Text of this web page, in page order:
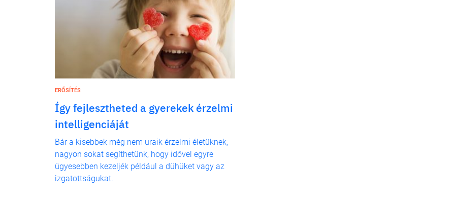
ERŐSÍTÉS
Így fejlesztheted a gyerekek érzelmi
intelligenciáját
Bár a kisebbek még nem uraik érzelmi életüknek,
nagyon sokat segíthetünk, hogy idővel egyre
ügyesebben kezeljék például a dühüket vagy az
izgatottságukat.